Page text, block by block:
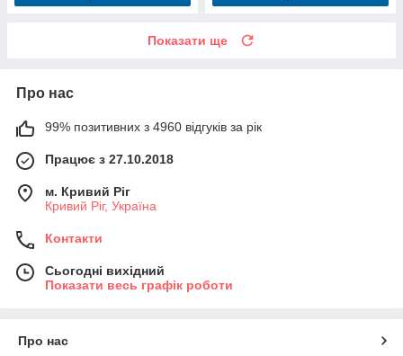
Показати ще
Про нас
99% позитивних з 4960 відгуків за рік
Працює з 27.10.2018
м. Кривий Ріг
Кривий Ріг, Україна
Контакти
Сьогодні вихідний
Показати весь графік роботи
Про нас